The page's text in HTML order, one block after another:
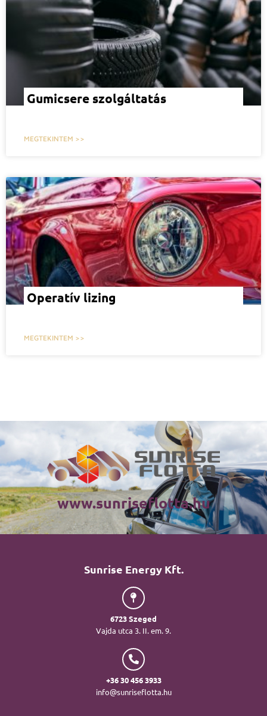
Gumicsere szolgáltatás
MEGTEKINTEM >>
Operatív lizing
MEGTEKINTEM >>
www.sunriseflotta.hu
Sunrise Energy Kft.
6723 Szeged
Vajda utca 3. II. em. 9.
+36 30 456 3933
info@sunriseflotta.hu